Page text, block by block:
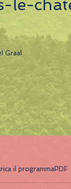
le-
Graal
il programmaPDF